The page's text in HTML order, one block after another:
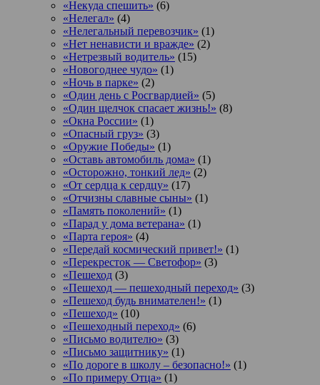
«Некуда спешить» (6)
«Нелегал» (4)
«Нелегальный перевозчик» (1)
«Нет ненависти и вражде» (2)
«Нетрезвый водитель» (15)
«Новогоднее чудо» (1)
«Ночь в парке» (2)
«Один день с Росгвардией» (5)
«Один щелчок спасает жизнь!» (8)
«Окна России» (1)
«Опасный груз» (3)
«Оружие Победы» (1)
«Оставь автомобиль дома» (1)
«Осторожно, тонкий лед» (2)
«От сердца к сердцу» (17)
«Отчизны славные сыны» (1)
«Память поколений» (1)
«Парад у дома ветерана» (1)
«Парта героя» (4)
«Передай космический привет!» (1)
«Перекресток — Светофор» (3)
«Пешеход (3)
«Пешеход — пешеходный переход» (3)
«Пешеход будь внимателен!» (1)
«Пешеход» (10)
«Пешеходный переход» (6)
«Письмо водителю» (3)
«Письмо защитнику» (1)
«По дороге в школу – безопасно!» (1)
«По примеру Отца» (1)